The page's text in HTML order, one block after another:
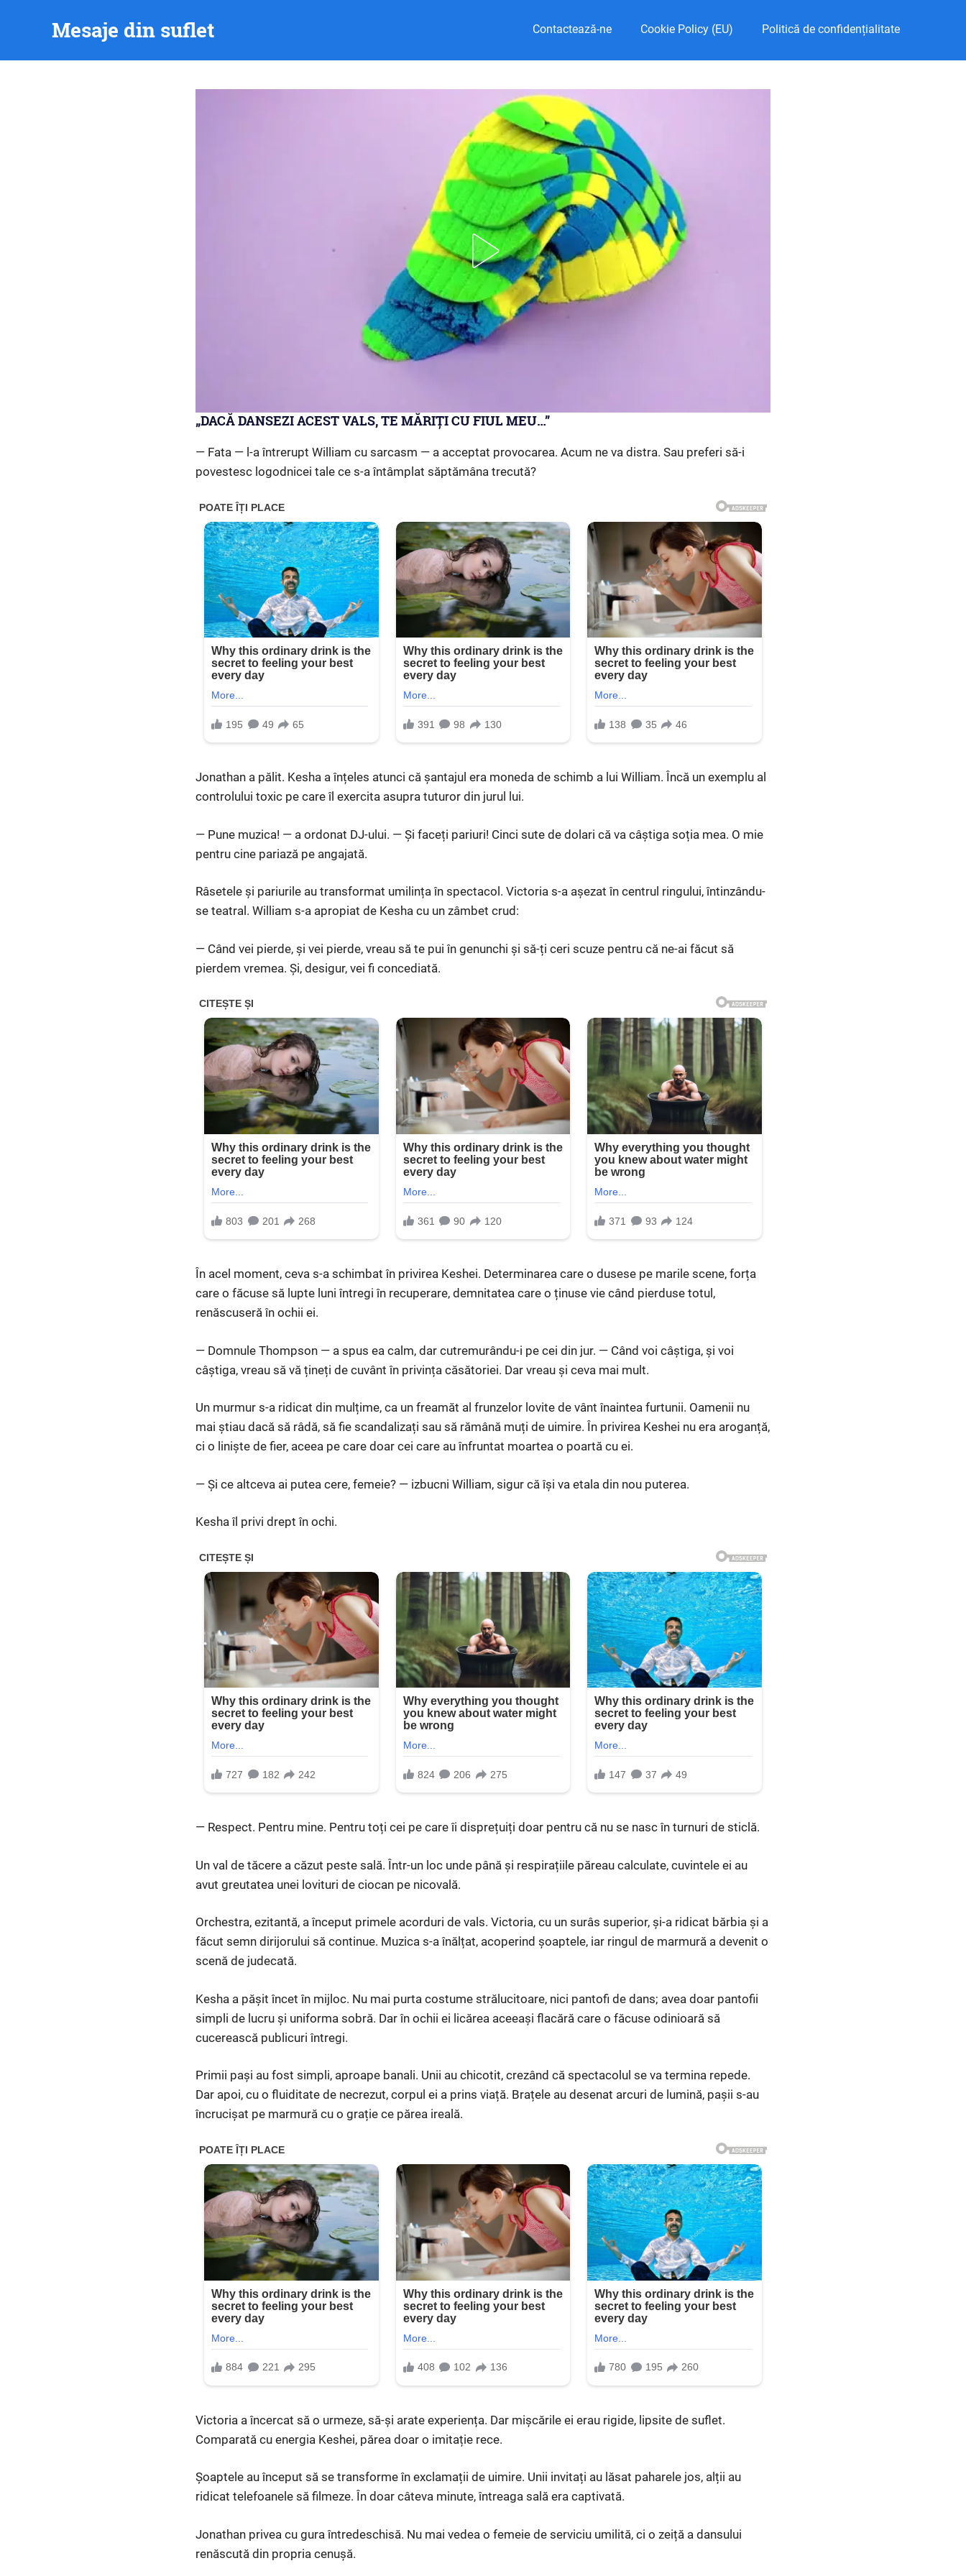
Mesaje din suflet Contactează-ne Cookie Policy (EU) Politică de confidențialitate
„DACĂ DANSEZI ACEST VALS, TE MĂRIȚI CU FIUL MEU…”
— Fata — l-a întrerupt William cu sarcasm — a acceptat provocarea. Acum ne va distra. Sau preferi să-i
povestesc logodnicei tale ce s-a întâmplat săptămâna trecută?
Jonathan a pălit. Kesha a înțeles atunci că șantajul era moneda de schimb a lui William. Încă un exemplu al
controlului toxic pe care îl exercita asupra tuturor din jurul lui.
— Pune muzica! — a ordonat DJ-ului. — Și faceți pariuri! Cinci sute de dolari că va câștiga soția mea. O mie
pentru cine pariază pe angajată.
Râsetele și pariurile au transformat umilința în spectacol. Victoria s-a așezat în centrul ringului, întinzându-
se teatral. William s-a apropiat de Kesha cu un zâmbet crud:
— Când vei pierde, și vei pierde, vreau să te pui în genunchi și să-ți ceri scuze pentru că ne-ai făcut să
pierdem vremea. Și, desigur, vei fi concediată.
În acel moment, ceva s-a schimbat în privirea Keshei. Determinarea care o dusese pe marile scene, forța
care o făcuse să lupte luni întregi în recuperare, demnitatea care o ținuse vie când pierduse totul,
renăscuseră în ochii ei.
— Domnule Thompson — a spus ea calm, dar cutremurându-i pe cei din jur. — Când voi câștiga, și voi
câștiga, vreau să vă țineți de cuvânt în privința căsătoriei. Dar vreau și ceva mai mult.
Un murmur s-a ridicat din mulțime, ca un freamăt al frunzelor lovite de vânt înaintea furtunii. Oamenii nu
mai știau dacă să râdă, să fie scandalizați sau să rămână muți de uimire. În privirea Keshei nu era aroganță,
ci o liniște de fier, aceea pe care doar cei care au înfruntat moartea o poartă cu ei.
— Și ce altceva ai putea cere, femeie? — izbucni William, sigur că își va etala din nou puterea.
Kesha îl privi drept în ochi.
— Respect. Pentru mine. Pentru toți cei pe care îi disprețuiți doar pentru că nu se nasc în turnuri de sticlă.
Un val de tăcere a căzut peste sală. Într-un loc unde până și respirațiile păreau calculate, cuvintele ei au
avut greutatea unei lovituri de ciocan pe nicovală.
Orchestra, ezitantă, a început primele acorduri de vals. Victoria, cu un surâs superior, și-a ridicat bărbia și a
făcut semn dirijorului să continue. Muzica s-a înălțat, acoperind șoaptele, iar ringul de marmură a devenit o
scenă de judecată.
Kesha a pășit încet în mijloc. Nu mai purta costume strălucitoare, nici pantofi de dans; avea doar pantofii
simpli de lucru și uniforma sobră. Dar în ochii ei licărea aceeași flacără care o făcuse odinioară să
cucerească publicuri întregi.
Primii pași au fost simpli, aproape banali. Unii au chicotit, crezând că spectacolul se va termina repede.
Dar apoi, cu o fluiditate de necrezut, corpul ei a prins viață. Brațele au desenat arcuri de lumină, pașii s-au
încrucișat pe marmură cu o grație ce părea ireală.
Victoria a încercat să o urmeze, să-și arate experiența. Dar mișcările ei erau rigide, lipsite de suflet.
Comparată cu energia Keshei, părea doar o imitație rece.
Șoaptele au început să se transforme în exclamații de uimire. Unii invitați au lăsat paharele jos, alții au
ridicat telefoanele să filmeze. În doar câteva minute, întreaga sală era captivată.
Jonathan privea cu gura întredeschisă. Nu mai vedea o femeie de serviciu umilită, ci o zeiță a dansului
renăscută din propria cenușă.